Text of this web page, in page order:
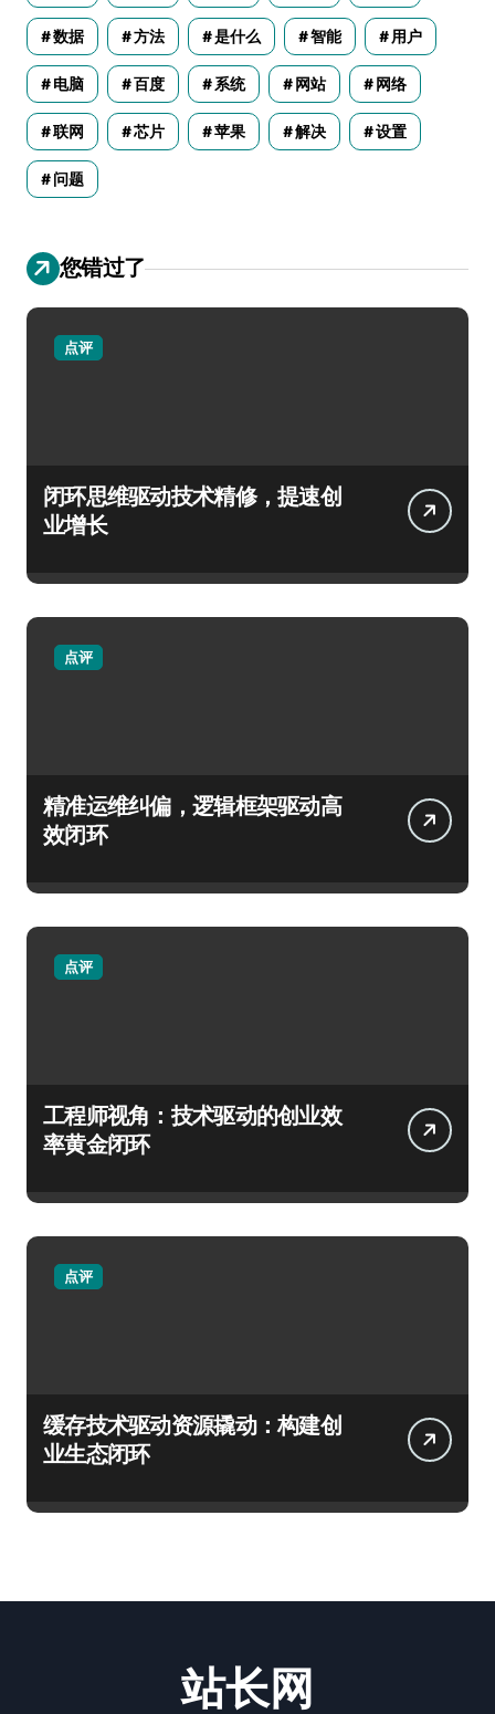
数据 方法 是什么 智能 用户
电脑 百度 系统 网站 网络
联网 芯片 苹果 解决 设置
问题
您错过了
点评
闭环思维驱动技术精修，提速创
业增长
点评
精准运维纠偏，逻辑框架驱动高
效闭环
点评
工程师视角：技术驱动的创业效
率黄金闭环
点评
缓存技术驱动资源撬动：构建创
业生态闭环
站长网